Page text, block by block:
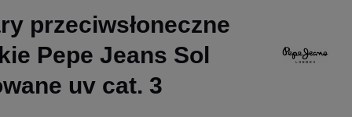
przeciwsłoneczne
Pepe Jeans Sol
uv cat. 3